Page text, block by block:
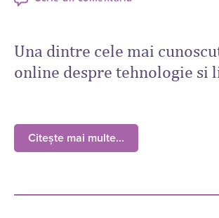
Una dintre cele mai
online despre tehnologie si
Citește mai multe...